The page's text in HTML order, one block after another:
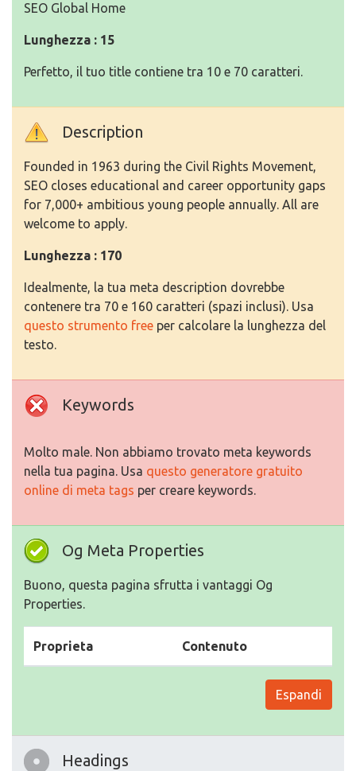
SEO Global Home
Lunghezza : 15
Perfetto, il tuo title contiene tra 10 e 70 caratteri.
Description
Founded in 1963 during the Civil Rights Movement,
SEO closes educational and career opportunity gaps
for 7,000+ ambitious young people annually. All are
welcome to apply.
Lunghezza : 170
Idealmente, la tua meta description dovrebbe
contenere tra 70 e 160 caratteri (spazi inclusi). Usa
questo strumento free per calcolare la lunghezza del
testo.
Keywords
Molto male. Non abbiamo trovato meta keywords
nella tua pagina. Usa questo generatore gratuito
online di meta tags per creare keywords.
Og Meta Properties
Buono, questa pagina sfrutta i vantaggi Og
Properties.
Proprieta Contenuto
Espandi
Headings